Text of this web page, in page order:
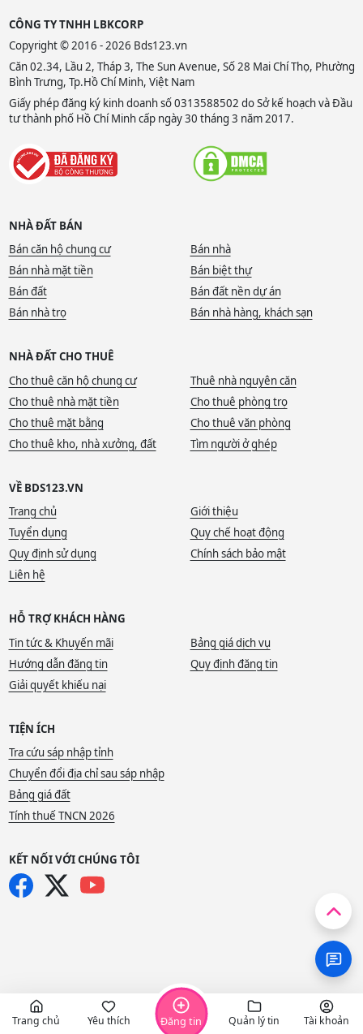
CÔNG TY TNHH LBKCORP
Copyright © 2016 - 2026 Bds123.vn
Căn 02.34, Lầu 2, Tháp 3, The Sun Avenue, Số 28 Mai Chí Thọ, Phường
Bình Trưng, Tp.Hồ Chí Minh, Việt Nam
Giấy phép đăng ký kinh doanh số 0313588502 do Sở kế hoạch và Đầu
tư thành phố Hồ Chí Minh cấp ngày 30 tháng 3 năm 2017.
NHÀ ĐẤT BÁN
Bán căn hộ chung cư
Bán nhà
Bán nhà mặt tiền
Bán biệt thự
Bán đất
Bán đất nền dự án
Bán nhà trọ
Bán nhà hàng, khách sạn
NHÀ ĐẤT CHO THUÊ
Cho thuê căn hộ chung cư
Thuê nhà nguyên căn
Cho thuê nhà mặt tiền
Cho thuê phòng trọ
Cho thuê mặt bằng
Cho thuê văn phòng
Cho thuê kho, nhà xưởng, đất
Tìm người ở ghép
VỀ BDS123.VN
Trang chủ
Giới thiệu
Tuyển dụng
Quy chế hoạt động
Quy định sử dụng
Chính sách bảo mật
Liên hệ
HỖ TRỢ KHÁCH HÀNG
Tin tức & Khuyến mãi
Bảng giá dịch vụ
Hướng dẫn đăng tin
Quy định đăng tin
Giải quyết khiếu nại
TIỆN ÍCH
Tra cứu sáp nhập tỉnh
Chuyển đổi địa chỉ sau sáp nhập
Bảng giá đất
Tính thuế TNCN 2026
KẾT NỐI VỚI CHÚNG TÔI
Trang chủ Yêu thích Đăng tin Quản lý tin Tài khoản